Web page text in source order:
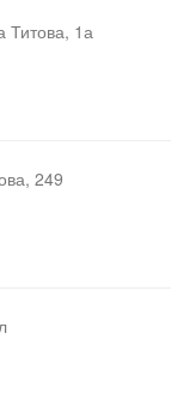
Титова, 1а
249